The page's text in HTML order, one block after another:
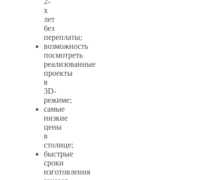
х
лет
без
переплаты;
возможность
посмотреть
реализованные
проекты
в
3D-
режиме;
самые
низкие
цены
в
столице;
быстрые
сроки
изготовления